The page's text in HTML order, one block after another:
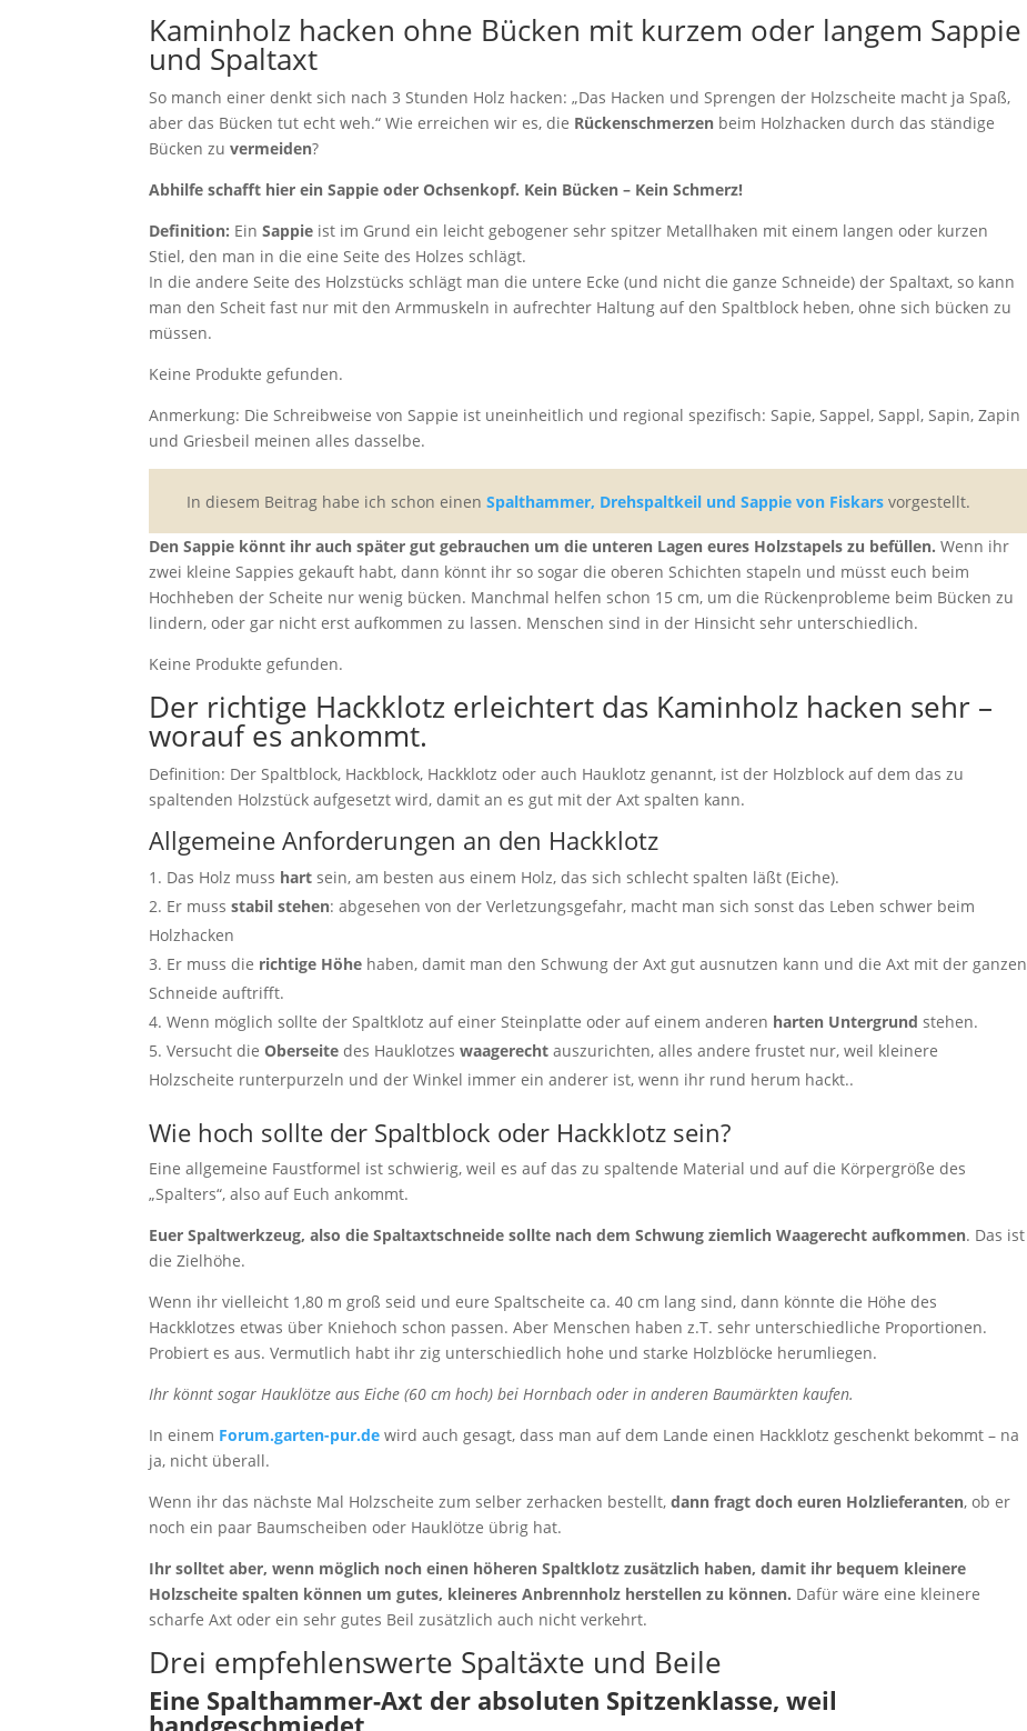
Kaminholz hacken ohne Bücken mit kurzem oder langem Sappie
und Spaltaxt
So manch einer denkt sich nach 3 Stunden Holz hacken: „Das Hacken und Sprengen der Holzscheite macht ja Spaß,
aber das Bücken tut echt weh.“ Wie erreichen wir es, die Rückenschmerzen beim Holzhacken durch das ständige
Bücken zuvermeiden?
Abhilfe schafft hier ein Sappie oder Ochsenkopf. Kein Bücken – Kein Schmerz!
Definition: EinSappie ist im Grund ein leicht gebogener sehr spitzer Metallhaken mit einem langen oder kurzen
Stiel, den man in die eine Seite des Holzes schlägt.
In die andere Seite des Holzstücks schlägt man die untere Ecke (und nicht die ganze Schneide) der Spaltaxt, so kann
man den Scheit fast nur mit den Armmuskeln in aufrechter Haltung auf den Spaltblock heben, ohne sich bücken zu
müssen.
Keine Produkte gefunden.
Anmerkung: Die Schreibweise von Sappie ist uneinheitlich und regional spezifisch: Sapie, Sappel, Sappl, Sapin, Zapin
und Griesbeil meinen alles dasselbe.
In diesem Beitrag habe ich schon einen Spalthammer, Drehspaltkeil und Sappie von Fiskarsvorgestellt.
Den Sappie könnt ihr auch später gut gebrauchen um die unteren Lagen eures Holzstapels zu befüllen. Wenn ihr
zwei kleine Sappies gekauft habt, dann könnt ihr so sogar die oberen Schichten stapeln und müsst euch beim
Hochheben der Scheite nur wenig bücken. Manchmal helfen schon 15 cm, um die Rückenprobleme beim Bücken zu
lindern, oder gar nicht erst aufkommen zu lassen. Menschen sind in der Hinsicht sehr unterschiedlich.
Keine Produkte gefunden.
Der richtige Hackklotz erleichtert das Kaminholz hacken sehr –
worauf es ankommt.
Definition: Der Spaltblock, Hackblock, Hackklotz oder auch Hauklotz genannt, ist der Holzblock auf dem das zu
spaltenden Holzstück aufgesetzt wird, damit an es gut mit der Axt spalten kann.
Allgemeine Anforderungen an den Hackklotz
Das Holz muss hartsein, am besten aus einem Holz, das sich schlecht spalten läßt (Eiche).
Er mussstabil stehen: abgesehen von der Verletzungsgefahr, macht man sich sonst das Leben schwer beim
Holzhacken
Er muss die richtige Höhe haben, damit man den Schwung der Axt gut ausnutzen kann und die Axt mit der ganzen
Schneide auftrifft.
Wenn möglich sollte der Spaltklotz auf einer Steinplatte oder auf einem anderen harten Untergrund stehen.
Versucht dieOberseitedes Hauklotzeswaagerecht auszurichten, alles andere frustet nur, weil kleinere
Holzscheite runterpurzeln und der Winkel immer ein anderer ist, wenn ihr rund herum hackt..
Wie hoch sollte der Spaltblock oder Hackklotz sein?
Eine allgemeine Faustformel ist schwierig, weil es auf das zu spaltende Material und auf die Körpergröße des
„Spalters“, also auf Euch ankommt.
Euer Spaltwerkzeug, also die Spaltaxtschneide sollte nach dem Schwung ziemlich Waagerecht aufkommen. Das ist
die Zielhöhe.
Wenn ihr vielleicht 1,80 m groß seid und eure Spaltscheite ca. 40 cm lang sind, dann könnte die Höhe des
Hackklotzes etwas über Kniehoch schon passen. Aber Menschen haben z.T. sehr unterschiedliche Proportionen.
Probiert es aus. Vermutlich habt ihr zig unterschiedlich hohe und starke Holzblöcke herumliegen.
Ihr könnt sogar Hauklötze aus Eiche (60 cm hoch) bei Hornbach oder in anderen Baumärkten kaufen.
In einem Forum.garten-pur.de wird auch gesagt, dass man auf dem Lande einen Hackklotz geschenkt bekommt – na
ja, nicht überall.
Wenn ihr das nächste Mal Holzscheite zum selber zerhacken bestellt,dann fragt doch euren Holzlieferanten, ob er
noch ein paar Baumscheiben oder Hauklötze übrig hat.
Ihr solltet aber, wenn möglich noch einen höheren Spaltklotz zusätzlich haben, damit ihr bequem kleinere
Holzscheite spalten können um gutes, kleineres Anbrennholz herstellen zu können. Dafür wäre eine kleinere
scharfe Axt oder ein sehr gutes Beil zusätzlich auch nicht verkehrt.
Drei empfehlenswerte Spaltäxte und Beile
Eine Spalthammer-Axt der absoluten Spitzenklasse, weil
handgeschmiedet